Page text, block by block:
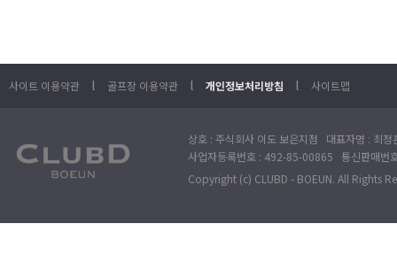
사이트 이용약관 l 골프장 이용약관 l 개인정보처리방침 l 사이트맵
상호 : 주식회사 이도 보은지점 대표자명 : 최
사업자등록번호 : 492-85-00865 통신판매
Copyright (c) CLUBD - BOEUN. All Rights